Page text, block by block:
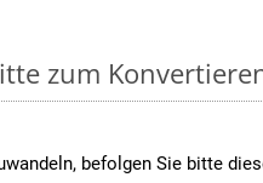
zum
befolgen Sie bitte